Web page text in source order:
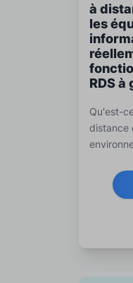
à
les
RDS
Qu'est-
distance